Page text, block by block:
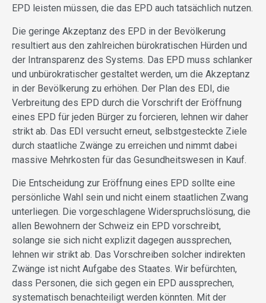
EPD leisten müssen, die das EPD auch tatsächlich nutzen.
Die geringe Akzeptanz des EPD in der Bevölkerung
resultiert aus den zahlreichen bürokratischen Hürden und
der Intransparenz des Systems. Das EPD muss schlanker
und unbürokratischer gestaltet werden, um die Akzeptanz
in der Bevölkerung zu erhöhen. Der Plan des EDI, die
Verbreitung des EPD durch die Vorschrift der Eröffnung
eines EPD für jeden Bürger zu forcieren, lehnen wir daher
strikt ab. Das EDI versucht erneut, selbstgesteckte Ziele
durch staatliche Zwänge zu erreichen und nimmt dabei
massive Mehrkosten für das Gesundheitswesen in Kauf.
Die Entscheidung zur Eröffnung eines EPD sollte eine
persönliche Wahl sein und nicht einem staatlichen Zwang
unterliegen. Die vorgeschlagene Widerspruchslösung, die
allen Bewohnern der Schweiz ein EPD vorschreibt,
solange sie sich nicht explizit dagegen aussprechen,
lehnen wir strikt ab. Das Vorschreiben solcher indirekten
Zwänge ist nicht Aufgabe des Staates. Wir befürchten,
dass Personen, die sich gegen ein EPD aussprechen,
systematisch benachteiligt werden könnten. Mit der